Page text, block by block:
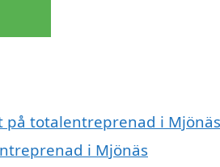
totalentreprenad i
i Mjönäs